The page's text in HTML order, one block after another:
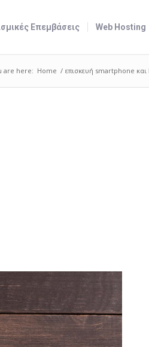
Επεμβάσεις Web Hosting
are here: Home / επισκευή smartphone